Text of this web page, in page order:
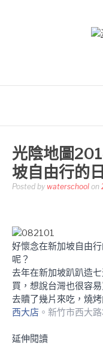
光陰地圖
坡自由行的
Posted by waterschool on
好懷念在新加坡自由
呢？
去年在新加坡趴趴造
買，想說台灣也很容
去贖了幾片來吃，燒
西大店 。新竹市西大
延伸閱讀